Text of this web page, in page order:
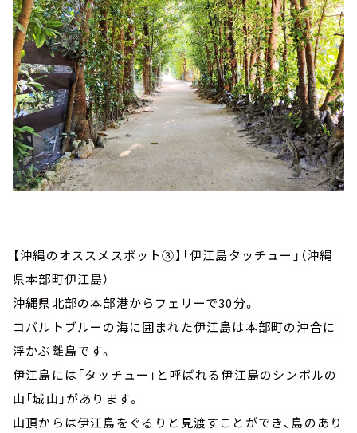
【沖縄のオススメスポット③】「伊江島タッチュー」（沖縄
県本部町伊江島）
沖縄県北部の本部港からフェリーで30分。
コバルトブルーの海に囲まれた伊江島は本部町の沖合に
浮かぶ離島です。
伊江島には「タッチュー」と呼ばれる伊江島のシンボルの
山「城山」があります。
山頂からは伊江島をぐるりと見渡すことができ、島のあり